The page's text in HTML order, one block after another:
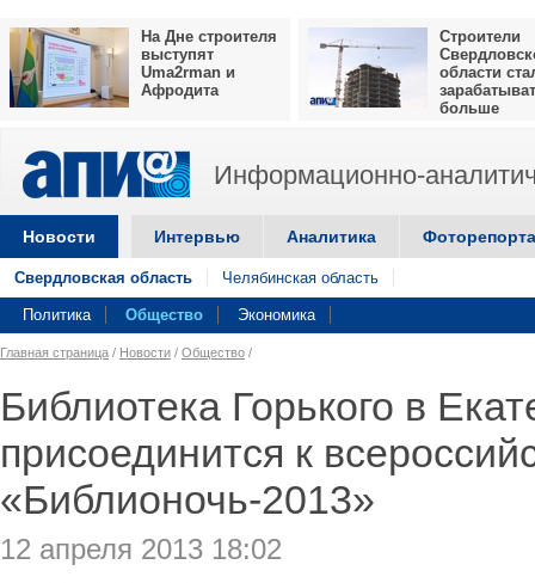
На Дне строителя
выступят
Uma2rman и
Афродита
Строители
области
больше
Информационно-
Новости Интервью Аналитика
Свердловская область Челябинская область
Политика Общество Экономика
Главная страница / Новости / Общество /
Библиотека Горького в
присоединится к
«Библионочь-2013»
12 апреля 2013 18:02